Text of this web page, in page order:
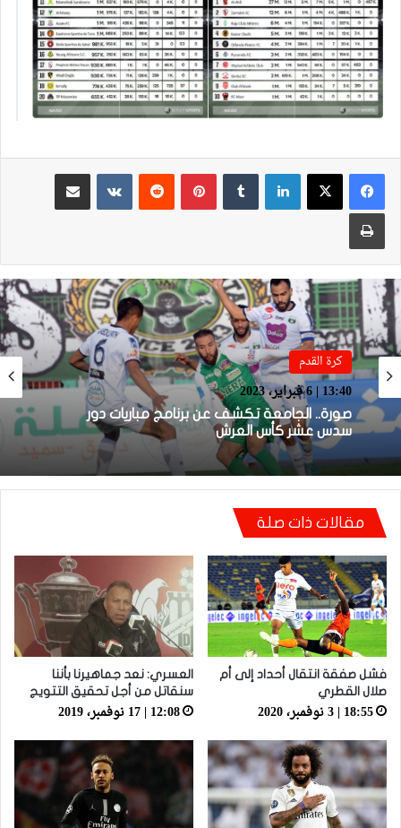
لينكدإن بينتيريست
مشاركة عبر البريد
طباعة
كرة القدم
13:40 | 6 فبراير، 2023
صورة.. الجامعة تكشف عن برنامج مباريات دور
سدس عشر كأس العرش
كرة القدم
17:38 | 31 يناير، 2023
قرعة الدور الـ32 من كأس العرش تضع المغرب
التطواني واتحاد تواركة في مواجهات قوية
مقالات ذات صلة
فشل صفقة انتقال أحداد إلى أم
صلال القطري
18:55 | 3 نوفمبر، 2020
العسري: نعد جماهيرنا بأننا
سنقاتل من أجل تحقيق التتويج
12:08 | 17 نوفمبر، 2019